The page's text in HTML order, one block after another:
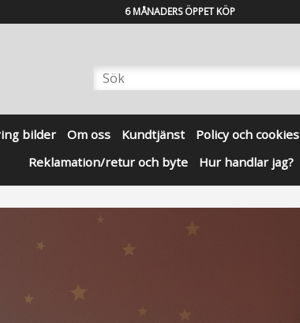
6 MÅNADERS ÖPPET KÖP
bilder Om oss Kundtjänst Policy och cookies
Reklamation/retur och byte
Hur handlar jag?